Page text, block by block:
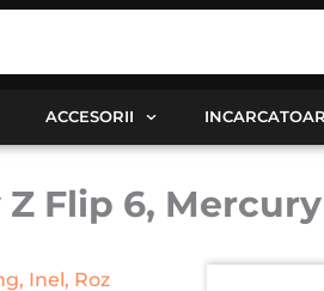
ACCESORII
Flip 6,